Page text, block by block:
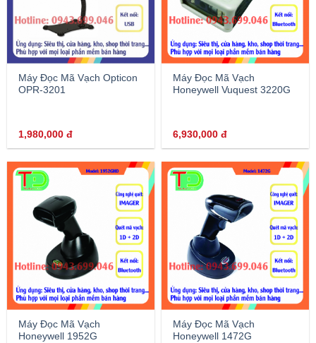
Máy Đọc Mã Vạch Opticon
OPR-3201
1,980,000đ
Máy Đọc Mã Vạch
Honeywell Vuquest 3220G
6,930,000đ
Máy Đọc Mã Vạch
Honeywell 1952G
Máy Đọc Mã Vạch
Honeywell 1472G